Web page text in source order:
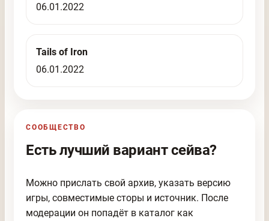
06.01.2022
Tails of Iron
06.01.2022
СООБЩЕСТВО
Есть лучший вариант сейва?
Можно прислать свой архив, указать версию
игры, совместимые сторы и источник. После
модерации он попадёт в каталог как